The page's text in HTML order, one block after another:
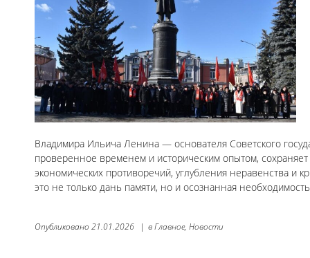
Владимира Ильича Ленина — основателя Советского
проверенное временем и историческим опытом,
экономических противоречий, углубления неравенства и
это не только дань памяти, но и осознанная
Опубликовано 21.01.2026 | вГлавное, Новости